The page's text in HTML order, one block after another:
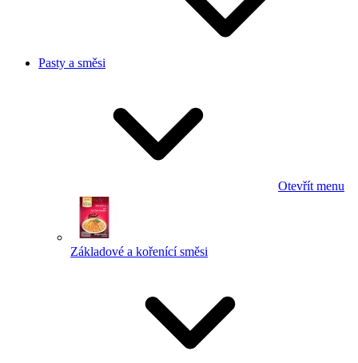
Pasty a směsi
Otevřít menu
Základové a kořenící směsi